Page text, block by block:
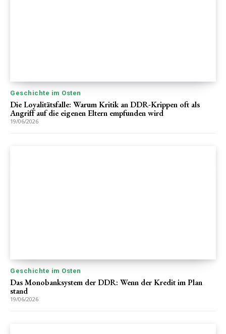
Geschichte im Osten
Die Loyalitätsfalle: Warum Kritik an DDR-Krippen oft als
Angriff auf die eigenen Eltern empfunden wird
19/06/2026
Geschichte im Osten
Das Monobanksystem der DDR: Wenn der Kredit im Plan
stand
19/06/2026